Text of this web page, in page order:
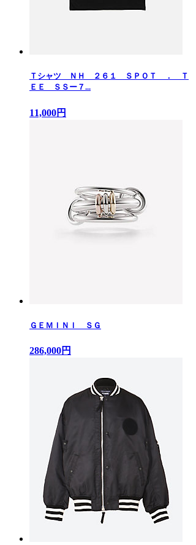
Ｔシャツ ＮＨ ２６１ ＳＰＯＴ ． Ｔ
ＥＥ ＳＳー７...
11,000円
ＧＥＭＩＮＩ ＳＧ
286,000円